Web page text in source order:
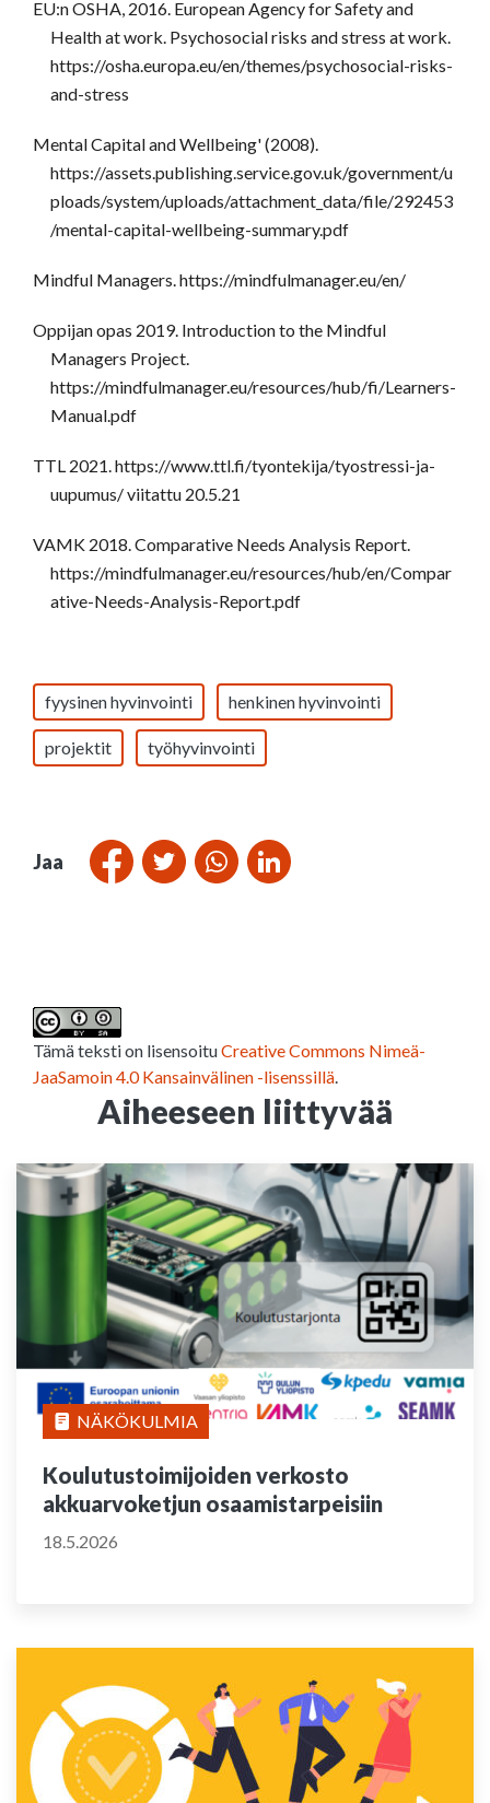
EU:n OSHA, 2016. European Agency for Safety and
Health at work. Psychosocial risks and stress at work.
https://osha.europa.eu/en/themes/psychosocial-risks-
and-stress
Mental Capital and Wellbeing' (2008).
https://assets.publishing.service.gov.uk/government/u
ploads/system/uploads/attachment_data/file/292453
/mental-capital-wellbeing-summary.pdf
Mindful Managers. https://mindfulmanager.eu/en/
Oppijan opas 2019. Introduction to the Mindful
Managers Project.
https://mindfulmanager.eu/resources/hub/fi/Learners-
Manual.pdf
TTL 2021. https://www.ttl.fi/tyontekija/tyostressi-ja-
uupumus/ viitattu 20.5.21
VAMK 2018. Comparative Needs Analysis Report.
https://mindfulmanager.eu/resources/hub/en/Compar
ative-Needs-Analysis-Report.pdf
fyysinen hyvinvointi henkinen hyvinvointi
projektit työhyvinvointi
Jaa
Tämä teksti on lisensoituCreative Commons Nimeä-
JaaSamoin 4.0 Kansainvälinen -lisenssillä.
Aiheeseen liittyvää
NÄKÖKULMIA
Koulutustoimijoiden verkosto
akkuarvoketjun osaamistarpeisiin
18.5.2026